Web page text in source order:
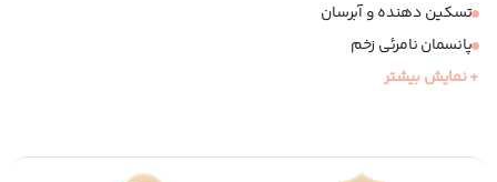
تسکین دهنده و آبرسان
پانسمان نامرئی زخم
قابل استفاده بعد از لیزر درمانی و اپیلاسیون
+ نمایش بیشتر